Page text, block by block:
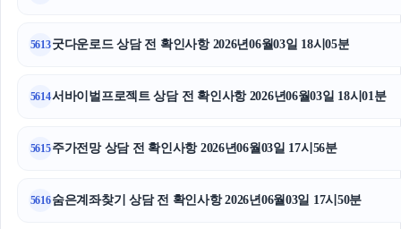
5613굿다운로드 상담 전 확인사항 2026년06월03일 18시05분
5614서바이벌프로젝트 상담 전 확인사항 2026년06월03일 18시01분
5615주가전망 상담 전 확인사항 2026년06월03일 17시56분
5616숨은계좌찾기 상담 전 확인사항 2026년06월03일 17시50분